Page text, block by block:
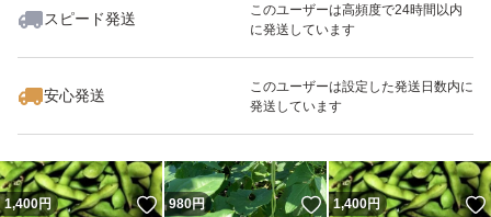
スピード発送
このユーザーは高頻度で24時間以内
に発送しています
安心発送
このユーザーは設定した発送日数内に
発送しています
いいね！
980
1,400円 いいね！
980円 いいね！
1,400円